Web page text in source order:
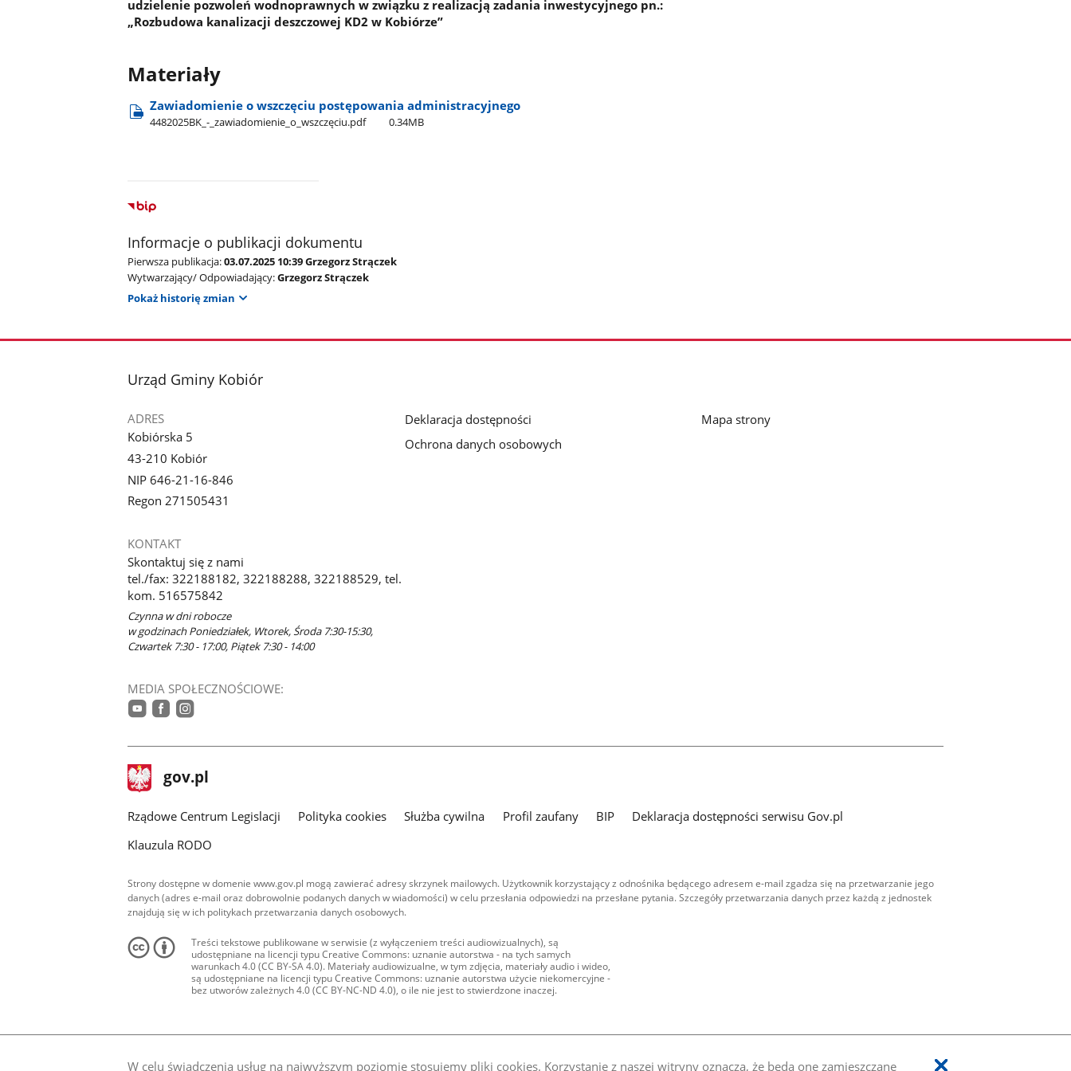
W celu świadczenia usług na najwyższym poziomie stosujemy pliki cookies. Korzystanie z naszej witryny oznacza, że będą one zamieszczane
udzielenie pozwoleń wodnoprawnych w związku z realizacją zadania inwestycyjnego pn.:
„Rozbudowa kanalizacji deszczowej KD2 w Kobiórze”
Materiały
Zawiadomienie o wszczęciu postępowania administracyjnego
4482025BK​_-​_zawiadomienie​_o​_wszczęciu.pdf 0.34MB
Informacje o publikacji dokumentu
Pierwsza publikacja:03.07.2025 10:39 Grzegorz Strączek
Wytwarzający/ Odpowiadający:Grzegorz Strączek
Pokaż historię zmian
stopka
Urząd Gminy Kobiór
ADRES
Kobiórska 5
43-210 Kobiór
NIP 646-21-16-846
Regon 271505431
KONTAKT
Skontaktuj się z nami
tel./fax: 322188182, 322188288, 322188529, tel.
kom. 516575842
Czynna w dni robocze
w godzinach Poniedziałek, Wtorek, Środa 7:30-15:30,
Czwartek 7:30 - 17:00, Piątek 7:30 - 14:00
MEDIA SPOŁECZNOŚCIOWE:
Deklaracja dostępności
Ochrona danych osobowych
Mapa strony
stopka
gov.pl Strona
gov.pl
Rządowe Centrum Legislacji Polityka cookies Służba cywilna Profil zaufany BIP
Deklaracja dostępności serwisu Gov.pl
Klauzula RODO
Strony dostępne w domenie www.gov.pl mogą zawierać adresy skrzynek mailowych. Użytkownik korzystający z odnośnika będącego adresem e-mail zgadza się na przetwarzanie jego
danych (adres e-mail oraz dobrowolnie podanych danych w wiadomości) w celu przesłania odpowiedzi na przesłane pytania. Szczegóły przetwarzania danych przez każdą z jednostek
znajdują się w ich politykach przetwarzania danych osobowych.
Treści tekstowe publikowane w serwisie (z wyłączeniem treści audiowizualnych), są
udostępniane na licencji typu Creative Commons: uznanie autorstwa - na tych samych
warunkach 4.0 (CC BY-SA 4.0). Materiały audiowizualne, w tym zdjęcia, materiały audio i wideo,
są udostępniane na licencji typu Creative Commons: uznanie autorstwa użycie niekomercyjne -
bez utworów zależnych 4.0 (CC BY-NC-ND 4.0), o ile nie jest to stwierdzone inaczej.